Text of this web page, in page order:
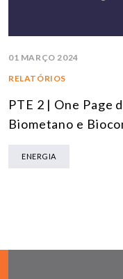
01 MARÇO 2024
RELATÓRIOS
PTE 2 | One Page
Biometano e
ENERGIA